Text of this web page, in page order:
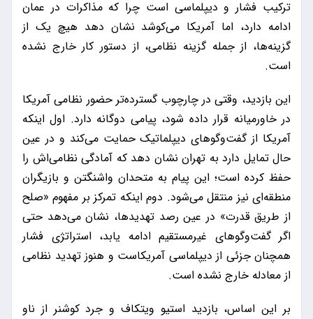
ترکیب فشار و دیپلماسی است چرا که مذاکرات در عمان
ادامه دارد، اما آمریکا می‌کوشد نشان دهد هیچ یک از
گزینه‌ها، از جمله گزینه نظامی، از دستور کار خارج نشده
است.
این بازدید، وقتی در چارچوب گسترده‌تر حضور نظامی آمریکا
در خاورمیانه قرار داده شود، پیامی دوگانه دارد. اول اینکه
آمریکا از گفت‌و‌گو‌های دیپلماتیک حمایت می‌کند و در عین
حال تمایل دارد به تهران نشان دهد که آمادگی نظامی‌اش را
حفظ کرده است؛ این پیام به متحدان واشنگتن و بازیگران
منطقه‌ای نیز منتقل می‌شود. دوم اینکه تمرکز بر مفهوم «صلح
از طریق قدرت» در عین رصد تهدیدها، نشان می‌دهد حتی
اگر گفت‌و‌گو‌های غیرمستقیم ادامه یابد، استراتژی فشار
همچنان جزئی از دیپلماسی آمریکاست و هنوز تهدید نظامی
از معادله خارج نشده است.
بر این اساس، بازدید استیو ویتکاف و جرد کوشنر از ناو